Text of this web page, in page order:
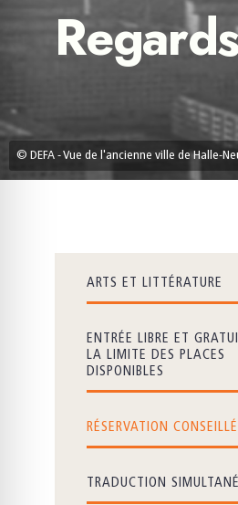
© DEFA - Vue de l'ancienne ville de Halle-
ARTS ET LITTÉRATURE
ENTRÉE LIBRE ET
LA LIMITE DES PLACES
DISPONIBLES
RÉSERVATION
TRADUCTION